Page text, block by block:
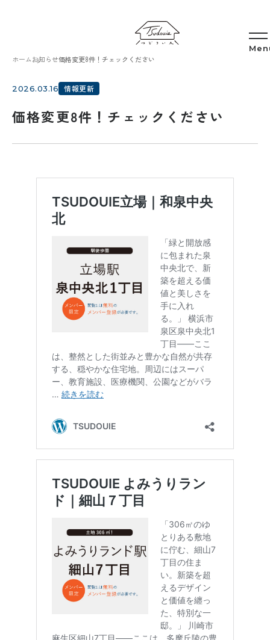
ホームお知らせ価格変更8件！チェックください
2026.03.16 情報更新
価格変更8件！チェックください